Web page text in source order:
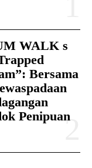
WALK s
Bersama
Penipuan